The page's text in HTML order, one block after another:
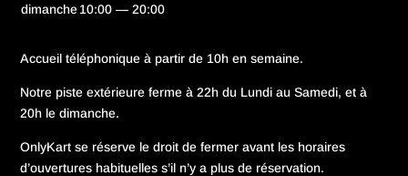
dimanche10:00 — 20:00
Accueil téléphonique à partir de 10h en semaine.
Notre piste extérieure ferme à 22h du Lundi au Samedi, et à
20h le dimanche.
OnlyKart se réserve le droit de fermer avant les horaires
d’ouvertures habituelles s’il n’y a plus de réservation.